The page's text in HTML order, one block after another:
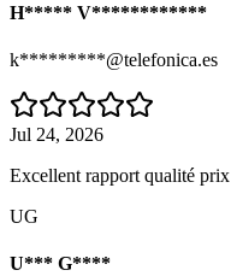
H***** V************
k*********@telefonica.es
Jul 24, 2026
Excellent rapport qualité prix
UG
U*** G****